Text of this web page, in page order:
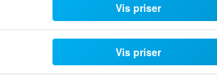
Vis priser
Vis priser